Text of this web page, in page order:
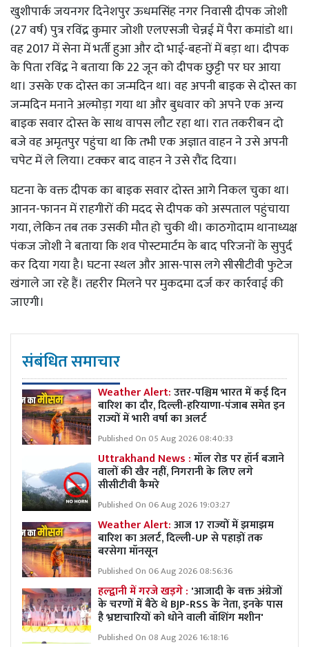
खुशीपार्क जयनगर दिनेशपुर ऊधमसिंह नगर निवासी दीपक जोशी
(27 वर्ष) पुत्र रविंद्र कुमार जोशी एलएसजी चेन्नई में पैरा कमांडो था।
वह 2017 में सेना में भर्ती हुआ और दो भाई-बहनों में बड़ा था। दीपक
के पिता रविंद्र ने बताया कि 22 जून को दीपक छुट्टी पर घर आया
था। उसके एक दोस्त का जन्मदिन था। वह अपनी बाइक से दोस्त का
जन्मदिन मनाने अल्मोड़ा गया था और बुधवार को अपने एक अन्य
बाइक सवार दोस्त के साथ वापस लौट रहा था। रात तकरीबन दो
बजे वह अमृतपुर पहुंचा था कि तभी एक अज्ञात वाहन ने उसे अपनी
चपेट में ले लिया। टक्कर बाद वाहन ने उसे रौंद दिया।
घटना के वक्त दीपक का बाइक सवार दोस्त आगे निकल चुका था।
आनन-फानन में राहगीरों की मदद से दीपक को अस्पताल पहुंचाया
गया, लेकिन तब तक उसकी मौत हो चुकी थी। काठगोदाम थानाध्यक्ष
पंकज जोशी ने बताया कि शव पोस्टमार्टम के बाद परिजनों के सुपुर्द
कर दिया गया है। घटना स्थल और आस-पास लगे सीसीटीवी फुटेज
खंगाले जा रहे हैं। तहरीर मिलने पर मुकदमा दर्ज कर कार्रवाई की
जाएगी।
संबंधित समाचार
Weather Alert:उत्तर-पश्चिम भारत में कई दिन
बारिश का दौर, दिल्ली-हरियाणा-पंजाब समेत इन
राज्यों में भारी वर्षा का अलर्ट
Published On 05 Aug 2026 08:40:33
Uttrakhand News :मॉल रोड पर हॉर्न बजाने
वालों की खैर नहीं, निगरानी के लिए लगे
सीसीटीवी कैमरे
Published On 06 Aug 2026 19:03:27
Weather Alert:आज 17 राज्यों में झमाझम
बारिश का अलर्ट, दिल्ली-UP से पहाड़ों तक
बरसेगा मॉनसून
Published On 06 Aug 2026 08:56:36
हल्द्वानी में गरजे खड़गे : 'आजादी के वक्त अंग्रेजों
के चरणों में बैठे थे BJP-RSS के नेता, इनके पास
है भ्रष्टाचारियों को धोने वाली वॉशिंग मशीन'
Published On 08 Aug 2026 16:18:16